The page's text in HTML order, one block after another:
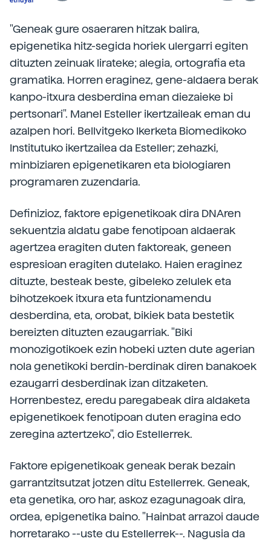
"Geneak gure osaeraren hitzak balira,
epigenetika hitz-segida horiek ulergarri egiten
dituzten zeinuak lirateke; alegia, ortografia eta
gramatika. Horren eraginez, gene-aldaera berak
kanpo-itxura desberdina eman diezaieke bi
pertsonari". Manel Esteller ikertzaileak eman du
azalpen hori. Bellvitgeko Ikerketa Biomedikoko
Institutuko ikertzailea da Esteller; zehazki,
minbiziaren epigenetikaren eta biologiaren
programaren zuzendaria.
Definizioz, faktore epigenetikoak dira DNAren
sekuentzia aldatu gabe fenotipoan aldaerak
agertzea eragiten duten faktoreak, geneen
espresioan eragiten dutelako. Haien eraginez
dituzte, besteak beste, gibeleko zelulek eta
bihotzekoek itxura eta funtzionamendu
desberdina, eta, orobat, bikiek bata bestetik
bereizten dituzten ezaugarriak. "Biki
monozigotikoek ezin hobeki uzten dute agerian
nola genetikoki berdin-berdinak diren banakoek
ezaugarri desberdinak izan ditzaketen.
Horrenbestez, eredu paregabeak dira aldaketa
epigenetikoek fenotipoan duten eragina edo
zeregina aztertzeko", dio Estellerrek.
Faktore epigenetikoak geneak berak bezain
garrantzitsutzat jotzen ditu Estellerrek. Geneak,
eta genetika, oro har, askoz ezagunagoak dira,
ordea, epigenetika baino. "Hainbat arrazoi daude
horretarako --uste du Estellerrek--. Nagusia da